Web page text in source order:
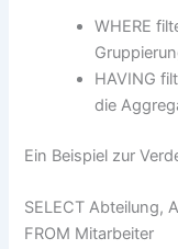
WHERE
HAVING
die
Ein Beispiel zur
SELECT Abteilung,
FROM Mitarbeiter